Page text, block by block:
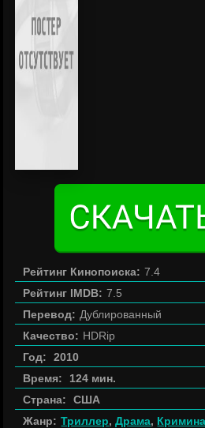
Рейтинг Кинопоиска: 7.4
Рейтинг IMDB: 7.5
Перевод: Дублированный
Качество: HDRip
Год:
2010
Время:
124 мин.
Страна:
США
Жанр: Триллер,Драма,